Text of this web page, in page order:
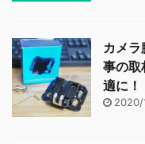
カメ
事の
適に！
2020/